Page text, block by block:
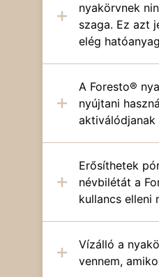
nyakörvnek
szaga. Ez azt
elég
A Foresto®
nyújtani
aktiválódjanak
Erősíthetek
névbilétát a
kullancs elleni
Vízálló a
vennem,